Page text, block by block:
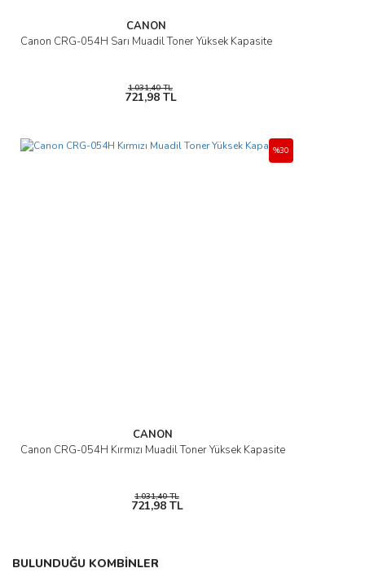
CANON
Canon CRG-054H Sarı Muadil Toner Yüksek Kapasite
1.031,40 TL
721,98 TL
CANON
Canon CRG-054H Kırmızı Muadil Toner Yüksek Kapasite
%30
1.031,40 TL
721,98 TL
BULUNDUĞU KOMBİNLER